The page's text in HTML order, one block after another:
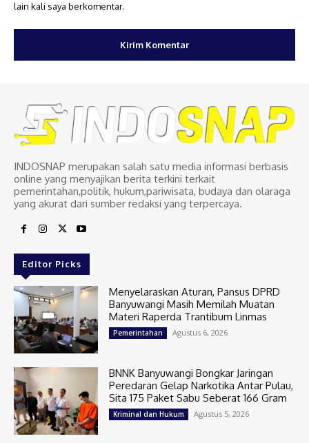
lain kali saya berkomentar.
INDOSNAP merupakan salah satu media informasi berbasis
online yang menyajikan berita terkini terkait
pemerintahan,politik, hukum,pariwisata, budaya dan olaraga
yang akurat dari sumber redaksi yang terpercaya.
Editor Picks
Menyelaraskan Aturan, Pansus DPRD
Banyuwangi Masih Memilah Muatan
Materi Raperda Trantibum Linmas
Pemerintahan Agustus 6, 2026
BNNK Banyuwangi Bongkar Jaringan
Peredaran Gelap Narkotika Antar Pulau,
Sita 175 Paket Sabu Seberat 166 Gram
Kriminal dan Hukum Agustus 5, 2026